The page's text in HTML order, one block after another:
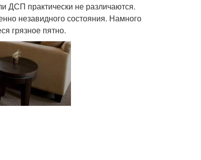
практически не различаются.
незавидного состояния. Намного
грязное пятно.